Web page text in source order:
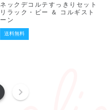
ネックデコルテすっきりセット
リラック・ビー ＆ コルギスト
ーン
送料無料